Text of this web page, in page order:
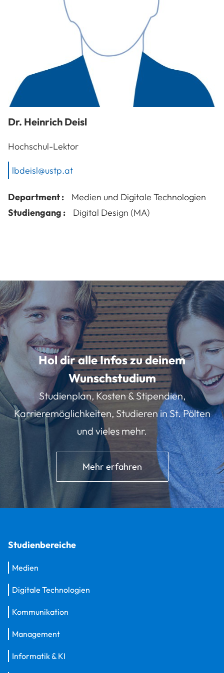
Dr. Heinrich Deisl
Hochschul-Lektor
lbdeisl@ustp.at
Department :
Medien und Digitale Technologien
Studiengang :
Digital Design (MA)
Hol dir alle Infos zu deinem
Wunschstudium
Studienplan, Kosten & Stipendien,
Karrieremöglichkeiten, Studieren in St. Pölten
und vieles mehr.
Mehr erfahren
Studienbereiche
Medien
Digitale Technologien
Kommunikation
Management
Informatik & KI